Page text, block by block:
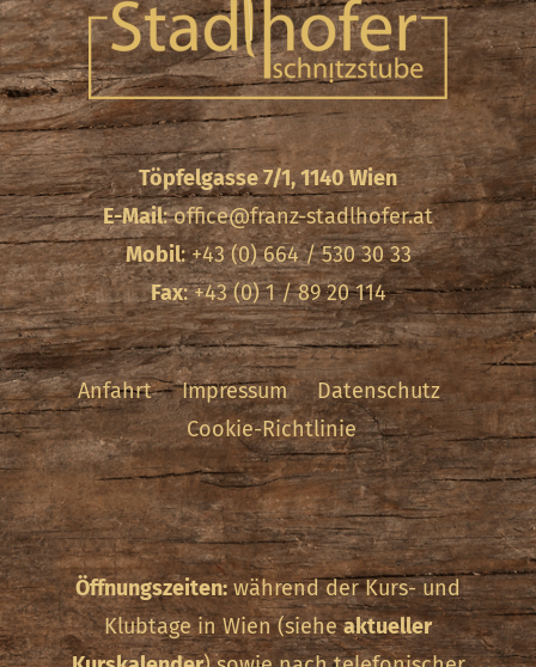
Töpfelgasse 7/1, 1140 Wien
E-Mail:office@franz-stadlhofer.at
Mobil: +43 (0) 664 / 530 30 33
Fax: +43 (0) 1 / 89 20 114
Anfahrt Impressum
Datenschutz
Cookie-Richtlinie
Öffnungszeiten:während der Kurs- und
Klubtage in Wien (sieheaktueller